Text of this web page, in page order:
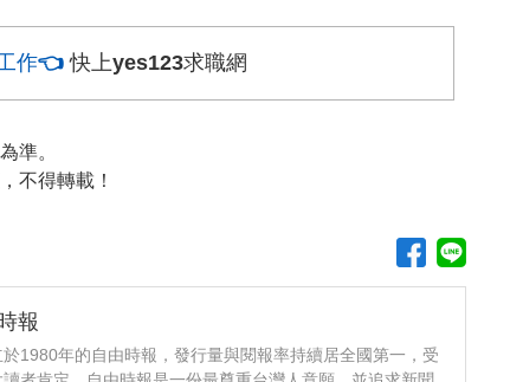
作👈快上yes123求職網
準。
不得轉載！
報
1980年的自由時報，發行量與閱報率持續居全國第一，受